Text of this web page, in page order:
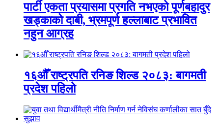
पार्टी एकता प्रयासमा प्रगति नभएको पूर्णबहादुर
खड्काको दाबी, भ्रमपूर्ण हल्लाबाट प्रभावित
नहुन आग्रह
१६औँ राष्ट्रपति रनिङ शिल्ड २०८३: बागमती
प्रदेश पहिलो